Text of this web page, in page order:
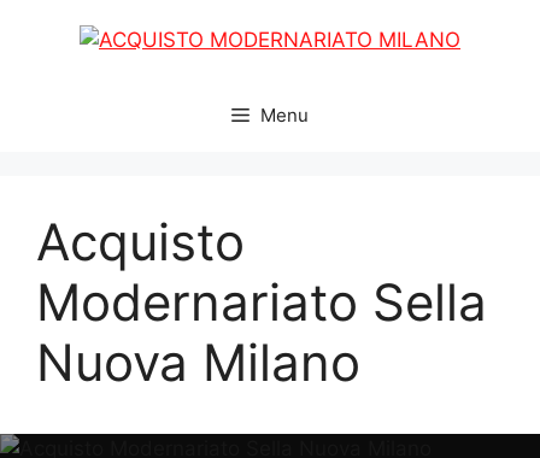
Menu
Acquisto
Modernariato Sella
Nuova Milano